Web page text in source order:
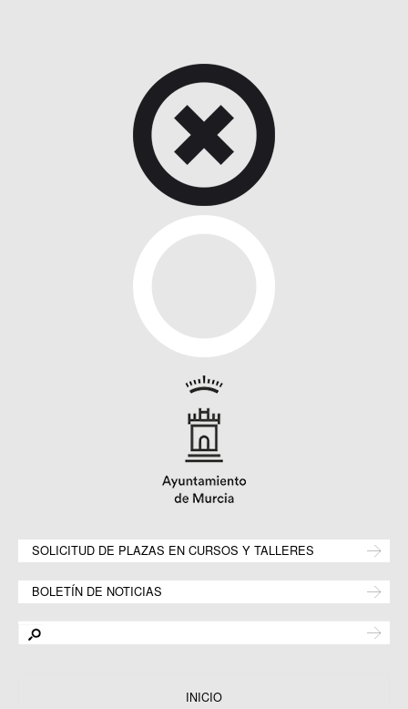
SOLICITUD DE PLAZAS EN CURSOS Y TALLERES
BOLETÍN DE NOTICIAS
INICIO